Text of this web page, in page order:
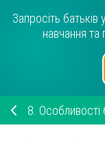
Запросіть
навчання та
8. Особливості